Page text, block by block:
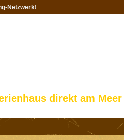
Netzwerk!
direkt am Meer